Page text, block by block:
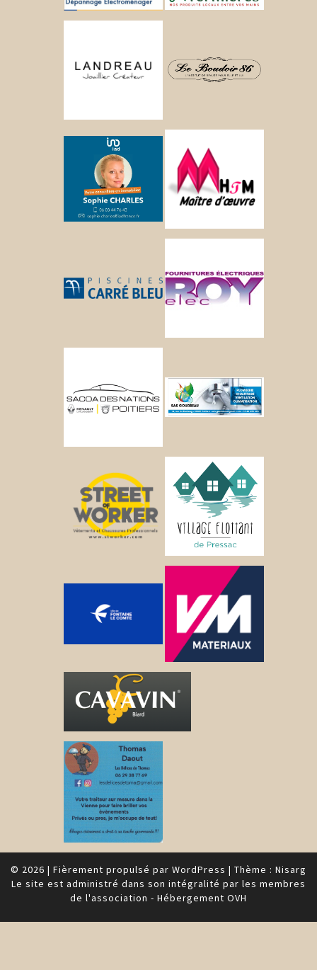
© 2026 | Fièrement propulsé par WordPress | Thème : Nisarg
Le site est administré dans son intégralité par les membres
de l'association - Hébergement OVH